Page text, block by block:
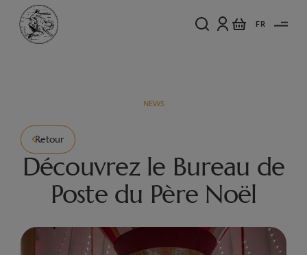
FR
NEWS
Retour
Découvrez le Bureau de
Poste du Père Noël